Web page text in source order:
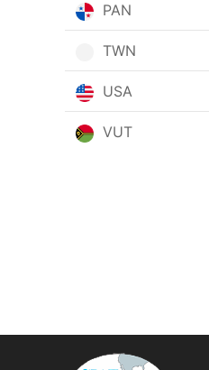
PAN
TWN
USA
VUT